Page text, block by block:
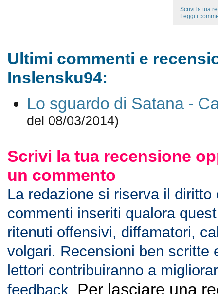
Scrivi la tua
Leggi i
Ultimi commenti e
Inslensku94:
Lo sguardo di Satana -
del 08/03/2014)
Scrivi la tua recensione
un commento
La redazione si riserva il diritto
commenti inseriti qualora
ritenuti offensivi, diffamatori,
volgari. Recensioni ben scritte
lettori contribuiranno a
feedback. Per lasciare una